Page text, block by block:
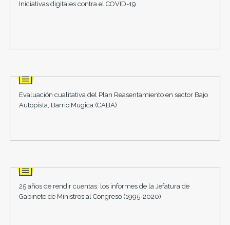
Iniciativas digitales contra el COVID-19
Evaluación cualitativa del Plan Reasentamiento en sector Bajo
Autopista, Barrio Mugica (CABA)
25 años de rendir cuentas: los informes de la Jefatura de
Gabinete de Ministros al Congreso (1995-2020)